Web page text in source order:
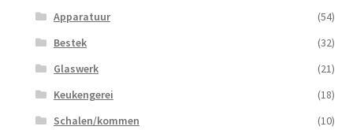
Apparatuur
(54)
Bestek
(32)
Glaswerk
(21)
Keukengerei
(18)
Schalen/kommen
(10)